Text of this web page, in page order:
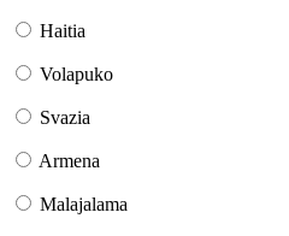
Haitia
Volapuko
Svazia
Armena
Malajalama